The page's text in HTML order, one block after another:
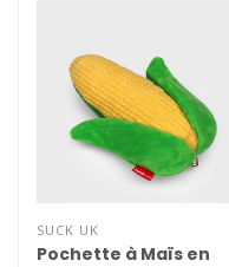
SUCK UK
Pochette à Maïs en